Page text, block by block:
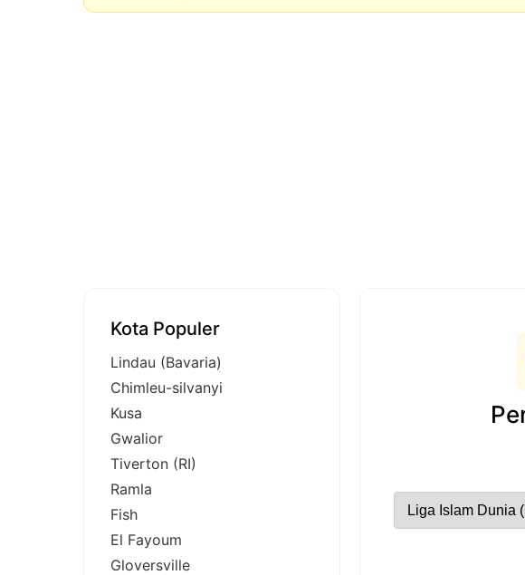
Kota Populer
Lindau (Bavaria)
Chimleu-silvanyi
Kusa
Gwalior
Tiverton (RI)
Ramla
Fish
El Fayoum
Gloversville